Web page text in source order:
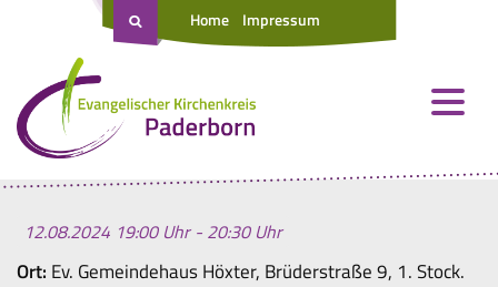
Home Impressum
12.08.2024 19:00 Uhr - 20:30 Uhr
Ort: Ev. Gemeindehaus Höxter, Brüderstraße 9, 1. Stock.